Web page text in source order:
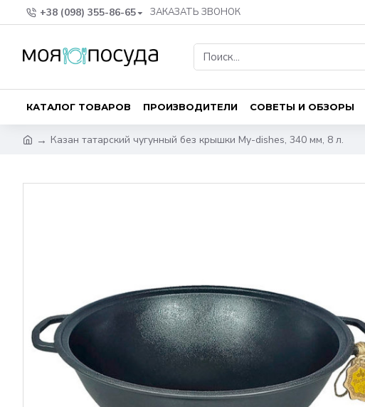
+38 (098) 355-86-65 ЗАКАЗАТЬ ЗВОНОК
КАТАЛОГ ТОВАРОВ ПРОИЗВОДИТЕЛИ СОВЕТЫ И ОБЗОРЫ
Казан татарский чугунный без крышки My-dishes, 340 мм, 8 л.